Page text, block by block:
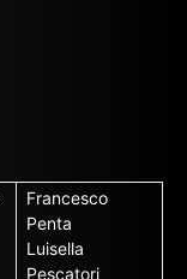
Francesco
Penta
Luisella
Pescatori